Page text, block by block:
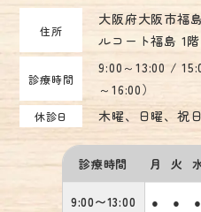
住所
大阪府大阪市福
ルコート福島 1階
診療時間
9:00～13:00 /
～16:00）
休診日 木曜、日曜、祝日
診療時間 月 火
9:00〜13:00 ● ● ●